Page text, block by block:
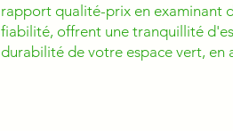
rapport qualité-prix en examinant
fiabilité, offrent une tranquillité
durabilité de votre espace vert, en